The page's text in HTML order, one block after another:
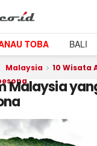
TOBA BALI
Malaysia
10 Wisata
Malaysia